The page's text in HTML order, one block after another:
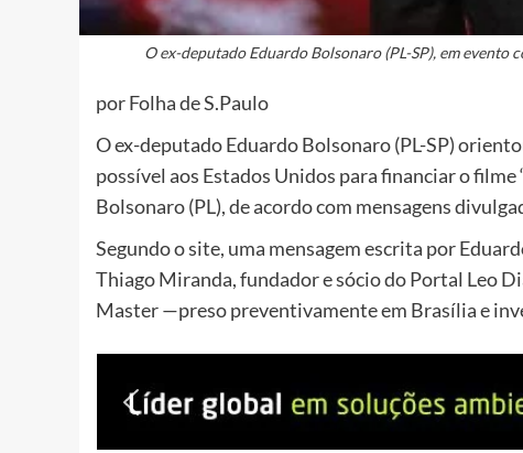
O ex-deputado Eduardo Bolsonaro (PL-SP), em
por Folha de S.Paulo
O ex-deputado Eduardo Bolsonaro (PL-SP)
possível aos Estados Unidos para financiar o
Bolsonaro (PL), de acordo com mensagens
Segundo o site, uma mensagem escrita por
Thiago Miranda, fundador e sócio do Portal Leo
Master —preso preventivamente em Brasília e